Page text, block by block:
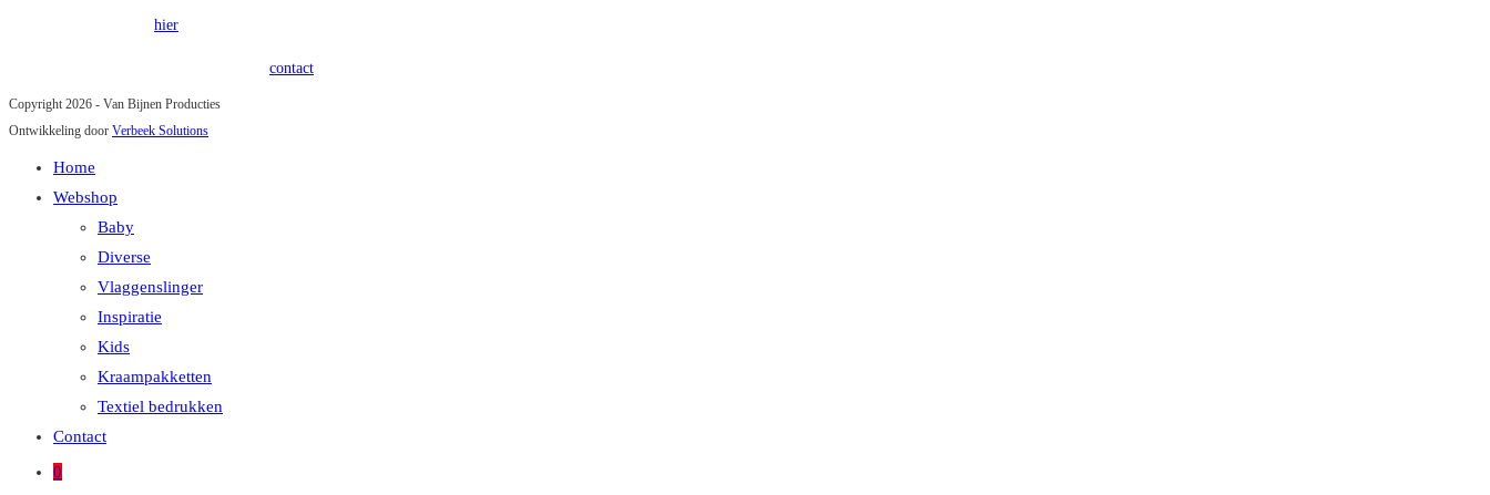
hier
contact
Copyright 2026 - Van Bijnen Producties
Ontwikkeling door Verbeek Solutions
Home
Webshop
Baby
Diverse
Vlaggenslinger
Inspiratie
Kids
Kraampakketten
Textiel bedrukken
Contact
0